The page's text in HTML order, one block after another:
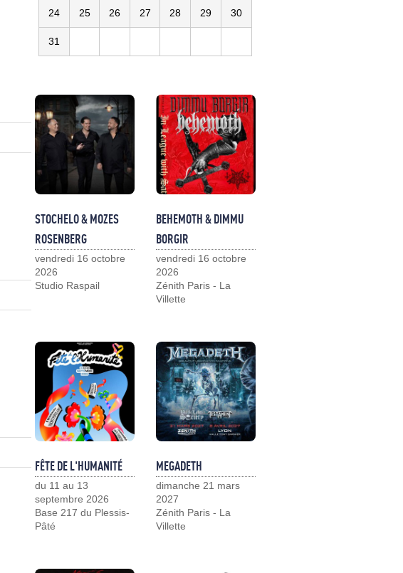
24 25 26 27 28 29 30
31
STOCHELO & MOZES
ROSENBERG
vendredi 16 octobre
2026
Studio Raspail
BEHEMOTH & DIMMU
BORGIR
vendredi 16 octobre
2026
Zénith Paris - La
Villette
FÊTE DE L'HUMANITÉ
du 11 au 13
septembre 2026
Base 217 du Plessis-
Pâté
MEGADETH
dimanche 21 mars
2027
Zénith Paris - La
Villette